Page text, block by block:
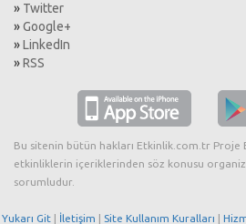
» Twitter
»Google+
»LinkedIn
»RSS
Bu sitenin bütün hakları Etkinlik.com.tr Proje
etkinliklerin içeriklerinden söz konusu
sorumludur.
Yukarı Git İletişim Site Kullanım Kuralları